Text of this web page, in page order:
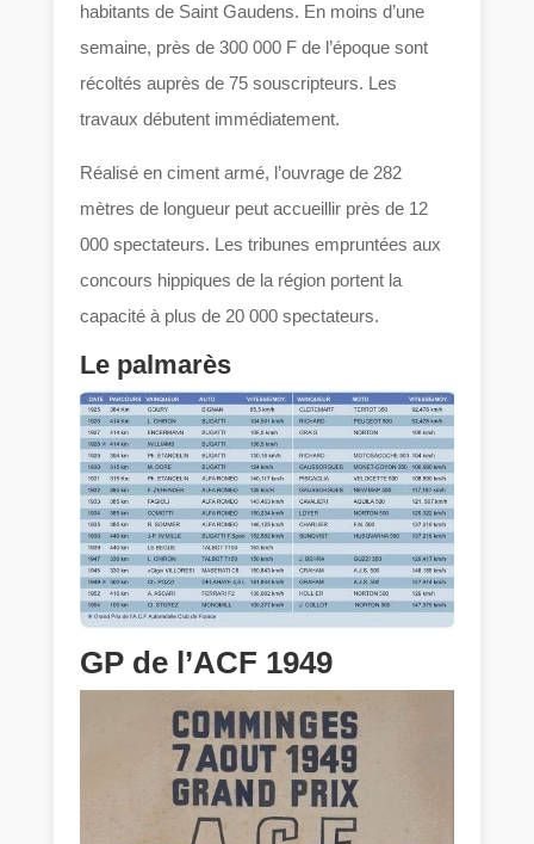
habitants de Saint Gaudens. En moins d’une
semaine, près de 300 000 F de l’époque sont
récoltés auprès de 75 souscripteurs. Les
travaux débutent immédiatement.
Réalisé en ciment armé, l’ouvrage de 282
mètres de longueur peut accueillir près de 12
000 spectateurs. Les tribunes empruntées aux
concours hippiques de la région portent la
capacité à plus de 20 000 spectateurs.
Le palmarès
GP de l’ACF 1949